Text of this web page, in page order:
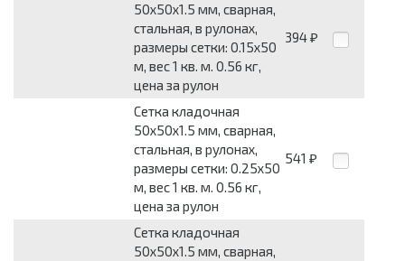
50x50x1.5 мм, сварная,
стальная, в рулонах,
размеры сетки: 0.15x50
м, вес 1 кв. м. 0.56 кг,
цена за рулон
394 ₽
Сетка кладочная
50x50x1.5 мм, сварная,
стальная, в рулонах,
размеры сетки: 0.25x50
м, вес 1 кв. м. 0.56 кг,
цена за рулон
541 ₽
Сетка кладочная
50x50x1.5 мм, сварная,